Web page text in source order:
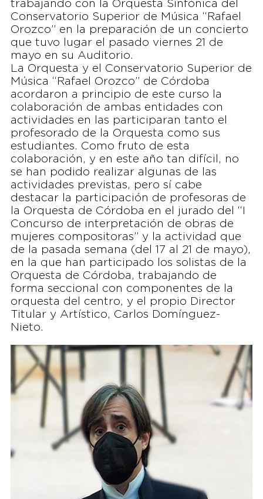
trabajando con la Orquesta Sinfónica del
Conservatorio Superior de Música “Rafael
Orozco” en la preparación de un concierto
que tuvo lugar el pasado viernes 21 de
mayo en su Auditorio.
La Orquesta y el Conservatorio Superior de
Música “Rafael Orozco” de Córdoba
acordaron a principio de este curso la
colaboración de ambas entidades con
actividades en las participaran tanto el
profesorado de la Orquesta como sus
estudiantes. Como fruto de esta
colaboración, y en este año tan difícil, no
se han podido realizar algunas de las
actividades previstas, pero sí cabe
destacar la participación de profesoras de
la Orquesta de Córdoba en el jurado del “I
Concurso de interpretación de obras de
mujeres compositoras” y la actividad que
de la pasada semana (del 17 al 21 de mayo),
en la que han participado los solistas de la
Orquesta de Córdoba, trabajando de
forma seccional con componentes de la
orquesta del centro, y el propio Director
Titular y Artístico, Carlos Domínguez-
Nieto.